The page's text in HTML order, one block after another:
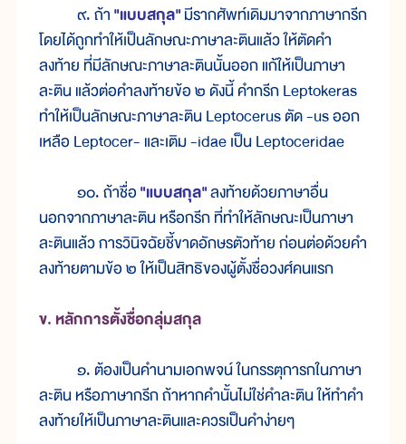
๙. ถ้า"แบบสกุล"มีรากศัพท์เดิมมาจากภาษากรีก
โดยได้ถูกทำให้เป็นลักษณะภาษาละตินแล้ว ให้ตัดคำ
ลงท้าย ที่มีลักษณะภาษาละตินนั้นออก แก้ให้เป็นภาษา
ละติน แล้วต่อคำลงท้ายข้อ ๒ ดังนี้ คำกรีก Leptokeras
ทำให้เป็นลักษณะภาษาละติน Leptocerus ตัด -us ออก
เหลือ Leptocer- และเติม -idae เป็น Leptoceridae
๑๐. ถ้าชื่อ"แบบสกุล"ลงท้ายด้วยภาษาอื่น
นอกจากภาษาละติน หรือกรีก ที่ทำให้ลักษณะเป็นภาษา
ละตินแล้ว การวินิจฉัยชี้ขาดอักษรตัวท้าย ก่อนต่อด้วยคำ
ลงท้ายตามข้อ ๒ ให้เป็นสิทธิของผู้ตั้งชื่อวงศ์คนแรก
ข. หลักการตั้งชื่อกลุ่มสกุล
๑. ต้องเป็นคำนามเอกพจน์ ในกรรตุการกในภาษา
ละติน หรือภาษากรีก ถ้าหากคำนั้นไม่ใช่คำละติน ให้ทำคำ
ลงท้ายให้เป็นภาษาละตินและควรเป็นคำง่ายๆ